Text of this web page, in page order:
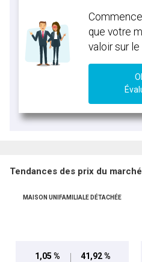
que votre
valoir sur le
Tendances des prix du
MAISON UNIFAMILIALE DÉTACHÉE
1,05 % 41,92 %